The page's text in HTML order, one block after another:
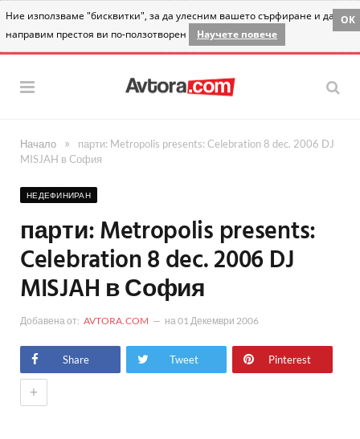
Ние използваме "бисквитки", за да улесним вашето сърфиране и да
направим престоя ви по-ползотворен
Научете повече
OK
Начало »
парти: Metropolis presents: Celebration 8 dec. 2006 DJ
MISJAH в София
НЕДЕФИНИРАН
парти: Metropolis presents:
Celebration 8 dec. 2006 DJ
MISJAH в София
Добавена от: AVTORA.COM на01 Декември 2006
Share Tweet Pinterest
+